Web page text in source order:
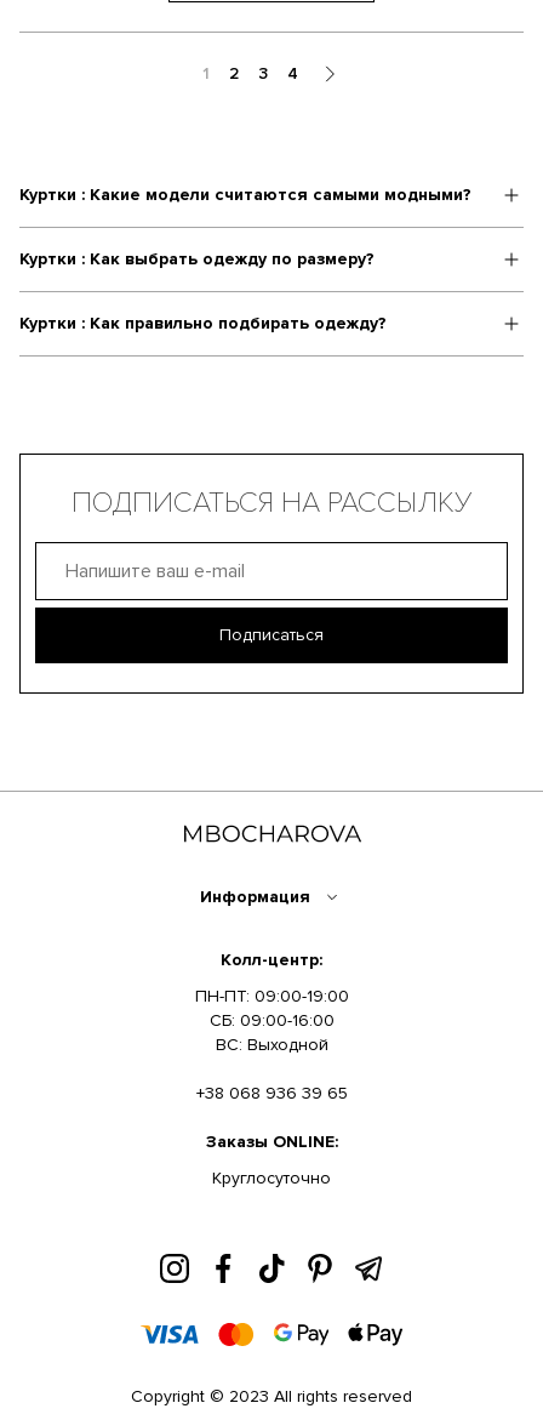
1 2 3 4
Куртки : Какие модели считаются самыми модными?
Куртки : Как выбрать одежду по размеру?
Куртки : Как правильно подбирать одежду?
ПОДПИСАТЬСЯ НА РАССЫЛКУ
Подписаться
Информация
Колл-центр:
ПН-ПТ: 09:00-19:00
СБ: 09:00-16:00
ВС: Выходной
+38 068 936 39 65
Заказы ONLINE:
Круглосуточно
Copyright © 2023 All rights reserved